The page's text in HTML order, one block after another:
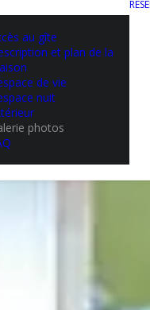
au gîte
et plan de la
de vie
nuit
photos